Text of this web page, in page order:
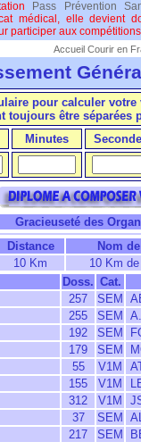
Pass Prévention
médical, elle devient
participer aux
Accueil Courir en
pour calculer votre
toujours être séparées
Minutes
Gracieuseté des
Distance
Nom
10 Km
10 Km
Doss. Cat.
257 SEM
255 SEM
192 SEM
179 SEM
55 V1M
155 V1M
312 V1M
37 SEM
217 SEM